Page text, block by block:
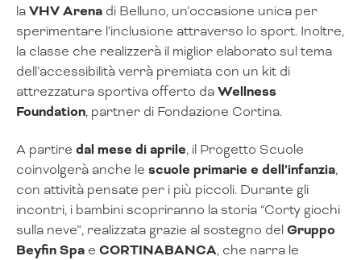
laVHV Arena di Belluno, un’occasione unica per
sperimentare l’inclusione attraverso lo sport. Inoltre,
la classe che realizzerà il miglior elaborato sul tema
dell’accessibilità verrà premiata con un kit di
attrezzatura sportiva offerto daWellness
Foundation, partner di Fondazione Cortina.
A partire dal mese di aprile, il Progetto Scuole
coinvolgerà anche le scuole primarie e dell’infanzia,
con attività pensate per i più piccoli. Durante gli
incontri, i bambini scopriranno la storia “Corty giochi
sulla neve”, realizzata grazie al sostegno delGruppo
Beyfin Spa e CORTINABANCA, che narra le